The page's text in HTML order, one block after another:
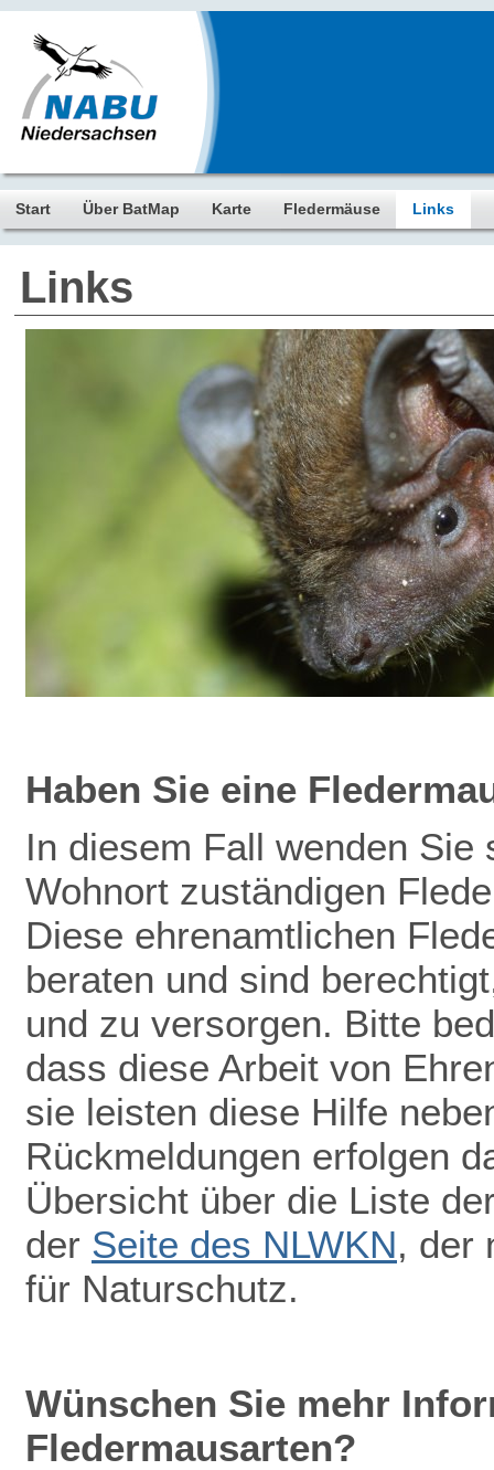
Start Über BatMap Karte Fledermäuse Links
Links
Haben Sie eine
In diesem Fall wenden
Wohnort zuständigen
Diese ehrenamtlichen
beraten und sind
und zu versorgen. Bitte
dass diese Arbeit von
sie leisten diese Hilfe
Rückmeldungen erfolgen
Übersicht über die Liste
der Seite des NLWKN, der
für Naturschutz.
Wünschen Sie mehr
Fledermausarten?